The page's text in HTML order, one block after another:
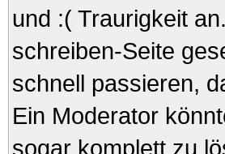
und :( Traurigkeit
schreiben-Seite
schnell passieren,
Ein Moderator
sogar komplett zu